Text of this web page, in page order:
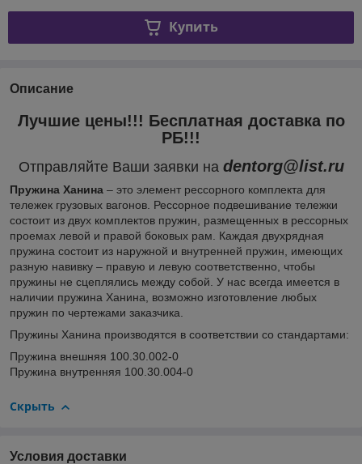
Купить
Описание
Лучшие цены!!! Бесплатная доставка по
РБ!!!
Отправляйте Ваши заявки на dentorg@list.ru
Пружина Ханина – это элемент рессорного комплекта для
тележек грузовых вагонов. Рессорное подвешивание тележки
состоит из двух комплектов пружин, размещенных в рессорных
проемах левой и правой боковых рам. Каждая двухрядная
пружина состоит из наружной и внутренней пружин, имеющих
разную навивку – правую и левую соответственно, чтобы
пружины не сцеплялись между собой. У нас всегда имеется в
наличии пружина Ханина, возможно изготовление любых
пружин по чертежами заказчика.
Пружины Ханина производятся в соответствии со стандартами:
Пружина внешняя 100.30.002-0
Пружина внутренняя 100.30.004-0
Скрыть
Условия доставки